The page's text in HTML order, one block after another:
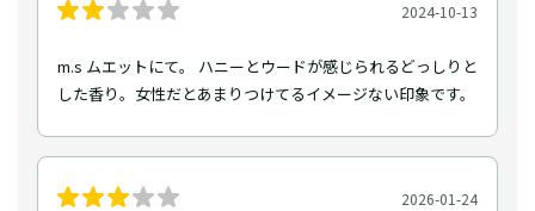
2024-10-13
m.s ムエットにて。 ハニーとウードが感じられるどっしりと
した香り。女性だとあまりつけてるイメージない印象です。
2026-01-24